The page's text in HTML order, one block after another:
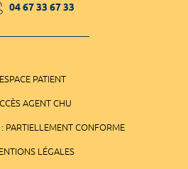
04 67 33 67 33
ESPACE PATIENT
AGENT CHU
: PARTIELLEMENT CONFORME
LÉGALES